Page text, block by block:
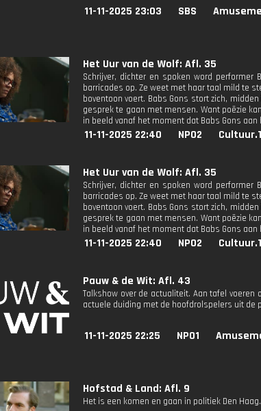
11-11-2025 23:03 SBS
Het Uur van de Wolf: Afl. 35
Schrijver, dichter en spoken word
barricades op. Ze weet met haar taal mild te
boventoon voert. Babs Gons stort zich,
gesprek te gaan met mensen. Want poëzie
in beeld vanaf het moment dat Babs Gons
11-11-2025 22:40 NPO2
Het Uur van de Wolf: Afl. 35
Schrijver, dichter en spoken word
barricades op. Ze weet met haar taal mild te
boventoon voert. Babs Gons stort zich,
gesprek te gaan met mensen. Want poëzie
in beeld vanaf het moment dat Babs Gons
11-11-2025 22:40 NPO2
Pauw & de Wit: Afl. 43
Talkshow over de actualiteit. Aan tafel
actuele duiding met de hoofdrolspelers uit de
11-11-2025 22:25 NPO1
Hofstad & Land: Afl. 9
Het is een komen en gaan in politiek Den